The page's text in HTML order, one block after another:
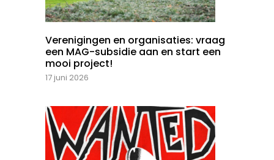
Verenigingen en organisaties: vraag
een MAG-subsidie aan en start een
mooi project!
17 juni 2026